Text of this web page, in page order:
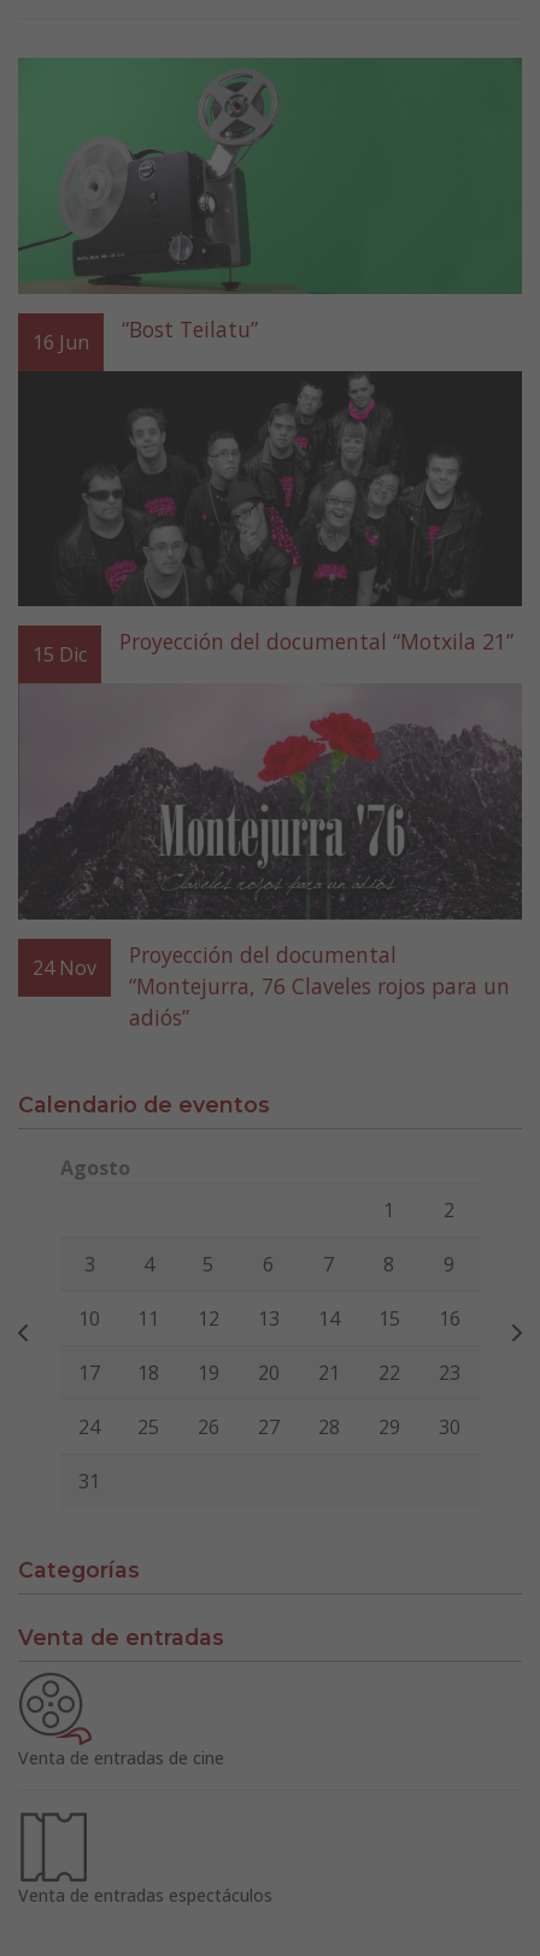
16 Jun “Bost Teilatu”
15 Dic Proyección del documental “Motxila 21”
24 Nov
Proyección del documental
“Montejurra, 76 Claveles rojos para un
adiós”
Calendario de eventos
Agosto
Viernes Sábado
1 2
3 4 5 6 7 8 9
10 11 12 13 14 15 16
17 18 19 20 21 22 23
24 25 26 27 28 29 30
31
Categorías
Venta de entradas
Venta de entradas de cine
Venta de entradas espectáculos